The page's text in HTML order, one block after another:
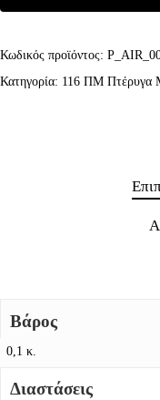
Κωδικός προϊόντος:
Κατηγορία: 116 ΠΜ Πτέρυγα
Βάρος
0,1 κ.
Διαστάσεις